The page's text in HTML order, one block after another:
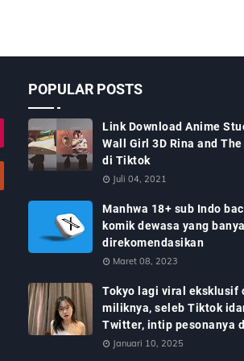
POPULAR POSTS
Link Download Anime
Wall Girl 3D Rina and
di Tiktok
Juli 04, 2021
Manhwa 18+ sub Indo
komik dewasa yang
direkomendasikan
Maret 08, 2023
Tokyo lagi viral eksklusif
miliknya, seleb Tiktok
Twitter, intip pesonanya
Januari 10, 2025